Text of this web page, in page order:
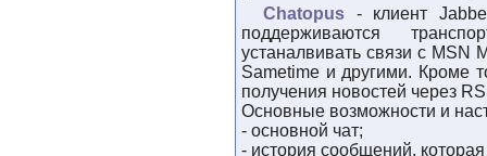
Chatopus - клиент
поддерживаются
устаналвивать связи с MSN
Sametime и другими. Кроме
получения новостей через
Основные возможности и
- основной чат;
- история сообщений,